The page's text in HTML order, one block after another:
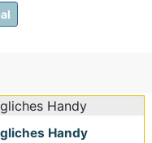
Handy